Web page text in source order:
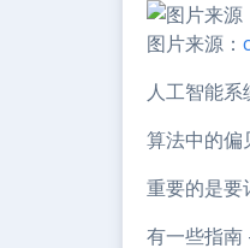
图片来源：
人工智能系
算法中的偏
重要的是要
有一些指南